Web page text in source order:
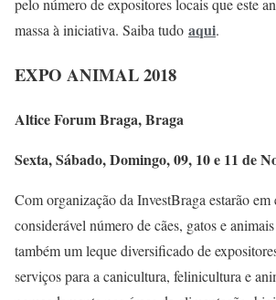
pelo número de expositores locais que este
massa à iniciativa. Saiba tudo aqui.
EXPO ANIMAL 2018
Altice Forum Braga, Braga
Sexta, Sábado, Domingo, 09, 10 e 11 de
Com organização da InvestBraga estarão em
considerável número de cães, gatos e
também um leque diversificado de
serviços para a canicultura, felinicultura e